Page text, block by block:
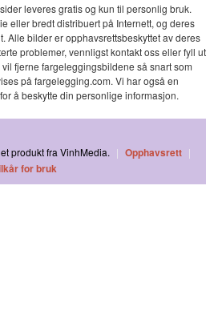
leveres gratis og kun til personlig bruk.
eller bredt distribuert på Internett, og deres
Alle bilder er opphavsrettsbeskyttet av deres
problemer, vennligst kontakt oss eller fyll ut
fjerne fargeleggingsbildene så snart som
på fargelegging.com. Vi har også en
å beskytte din personlige informasjon.
produkt fra VinhMedia. | Opphavsrett |
for bruk